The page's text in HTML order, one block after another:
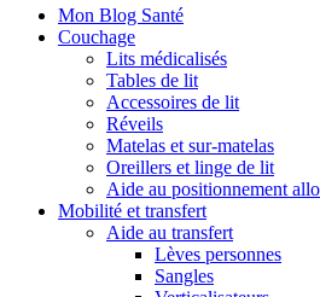
Mon Blog Santé
Couchage
Lits médicalisés
Tables de lit
Accessoires de lit
Réveils
Matelas et sur-matelas
Oreillers et linge de lit
Aide au positionnement
Mobilité et transfert
Aide au transfert
Lèves personnes
Sangles